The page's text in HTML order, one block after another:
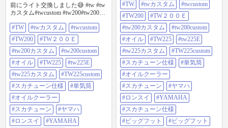
前にライト交換しました😅 #tw #tw
カスタム#twcustom #tw200#tw200e
ル#tw225#tw225e #tw225カスタム
#tw225custom #スカチューン仕様 #
単気筒 #オイルクーラー#スカチュ
ーン#やまは#ロンスイ #YAMAHA#
スカチューン仕様 #ビックフット#
ビッグフット#bigfoot #フロントタ
イヤ #太くしたい
#TW #twカスタム
#twcustom
#TW200
#TW２００Ｅ
#tw200カスタム
#tw200custom
#オイル
#TW225
#tw225E
#tw225カスタム
#TW225custom
#スカチューン仕様
#単気筒
#オイルクーラー
#スカチューン
#ヤマハ
#ロンスイ
#YAMAHA
#tw200custom #オイル
#tw225#tw225e #tw225カスタム
#tw225custom #スカチューン仕様 #
単気筒 #オイルクーラー#スカチュ
ーン#やまは#ロンスイ #YAMAHA#
スカチューン仕様 #ビックフット#
ビッグフット#bigfoot #フロントタ
イヤ #太くしたい
#TW #twカスタム
#twcustom
#TW200
#TW２００Ｅ
#tw200カスタム
#tw200custom
#オイル
#TW225
#tw225E
#tw225カスタム
#TW225custom
#スカチューン仕様
#単気筒
#オイルクーラー
#スカチューン
#ヤマハ
#ロンスイ
#YAMAHA
#スカチューン仕様
#ビッグフット
#ビッグフット